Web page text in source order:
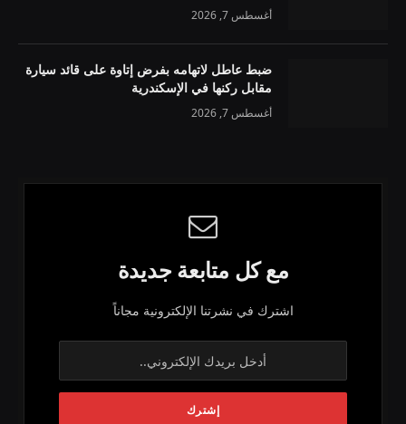
أغسطس 7, 2026
ضبط عاطل لاتهامه بفرض إتاوة على قائد سيارة
مقابل ركنها في الإسكندرية
أغسطس 7, 2026
مع كل متابعة جديدة
اشترك في نشرتنا الإلكترونية مجاناً